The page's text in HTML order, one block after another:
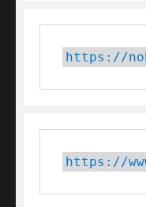
https://
https://